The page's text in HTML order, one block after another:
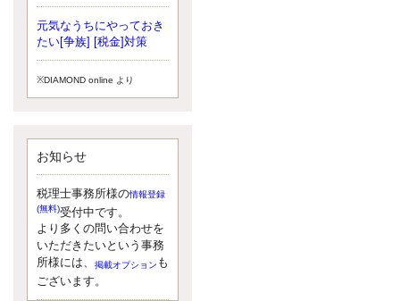
サクセス税理士のお役立ち
ブログ
平成２７年１月１日以降開始の相
続より、相続税の基礎控除額（相
続税が課税されない遺産の上限
しています。
更新:2017年5月1日(大阪市中央区)
湘南BUN税理士事務所
湘南のぽっちゃり女性税理
士松村文子と湘南ＢＵ
また最近、税理士試験のご相談を
受けることおおくなりました。受
験申し込み受け付け開始になるか
元気なうちにやっておき
たい[争族] [税金]対策
※DIAMOND online より
お知らせ
税理士事務所様の情報登録
(無料)受付中です。
より多くの問い合わせを
いただきたいという事務
所様には、
掲載オプション も
ございます。